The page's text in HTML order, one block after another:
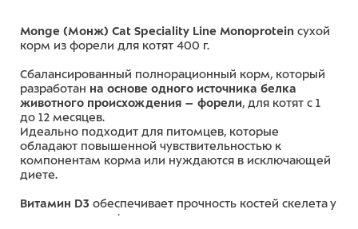
Monge (Монж) Cat Speciality Line Monoprotein сухой
корм из форели для котят 400 г.
Сбалансированный полнорационный корм, который
разработан на основе одного источника белка
животного происхождения – форели, для котят с 1
до 12 месяцев.
Идеально подходит для питомцев, которые
обладают повышенной чувствительностью к
компонентам корма или нуждаются в исключающей
диете.
Витамин D3 обеспечивает прочность костей скелета у
растущих котят. А оптимальное соотношение